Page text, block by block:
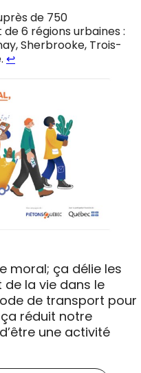
de 750
6 régions urbaines :
Sherbrooke, Trois-
↩︎
moral; ça délie les
la vie dans le
de transport pour
réduit notre
une activité